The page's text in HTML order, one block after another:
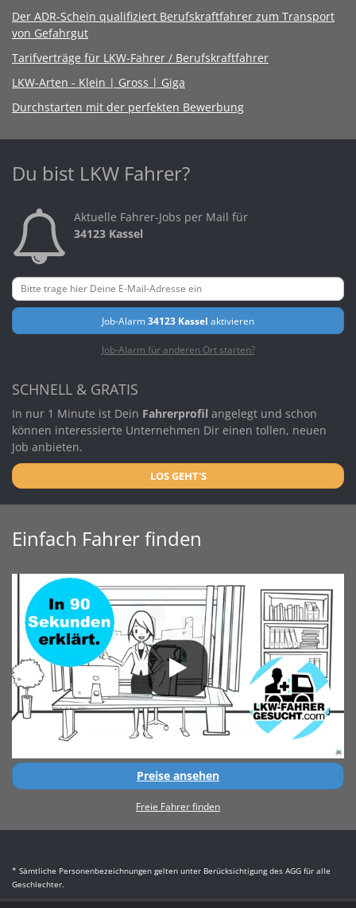
Der ADR-Schein qualifiziert Berufskraftfahrer zum Transport
von Gefahrgut
Tarifverträge für LKW-Fahrer / Berufskraftfahrer
LKW-Arten - Klein | Gross | Giga
Durchstarten mit der perfekten Bewerbung
Du bist LKW Fahrer?
Aktuelle Fahrer-Jobs per Mail für
34123 Kassel
Job-Alarm34123 Kassel aktivieren
Job-Alarm für anderen Ort starten?
SCHNELL & GRATIS
In nur 1 Minute ist Dein Fahrerprofil angelegt und schon
können interessierte Unternehmen Dir einen tollen, neuen
Job anbieten.
LOS GEHT'S
Einfach Fahrer finden
Preise ansehen
Freie Fahrer finden
* Sämtliche Personenbezeichnungen gelten unter Berücksichtigung des AGG für alle
Geschlechter.